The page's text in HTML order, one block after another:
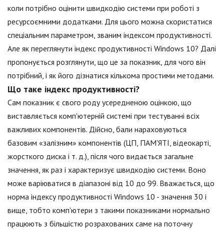
коли потрібно оцінити швидкодію системи при роботі з
ресурсоємними додатками. Для цього можна скористатися
спеціальним параметром, званим індексом продуктивності.
Але як переглянути індекс продуктивності Windows 10? Далі
пропонується розглянути, що це за показник, для чого він
потрібний, і як його дізнатися кількома простими методами.
Що таке індекс продуктивності?
Сам показник є свого роду усередненою оцінкою, що
виставляється комп'ютерній системі при тестуванні всіх
важливих компонентів. Дійсно, бали нараховуються
базовим «залізним» компонентів (ЦП, ПАМ'ЯТІ, відеокарті,
жорсткого диска і т. д.), після чого видається загальне
значення, як раз і характеризує швидкодію системи. Воно
може варіюватися в діапазоні від 10 до 99. Вважається, що
норма індексу продуктивності Windows 10 - значення 30 і
вище, тобто комп'ютери з такими показниками нормально
працюють з більшістю розрахованих саме на поточну